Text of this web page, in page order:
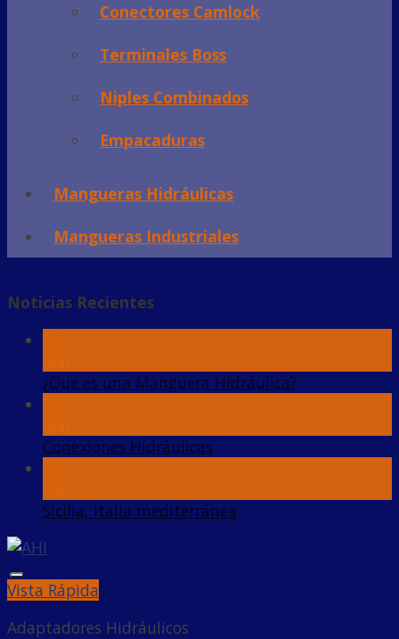
Conectores Camlock
Terminales Boss
Niples Combinados
Empacaduras
Mangueras Hidráulicas
Mangueras Industriales
Noticias Recientes
¿Que es una Manguera Hidráulica?
Conexiones Hidráulicas
Sicilia, Italia mediterránea
Vista Rápida
Adaptadores Hidráulicos